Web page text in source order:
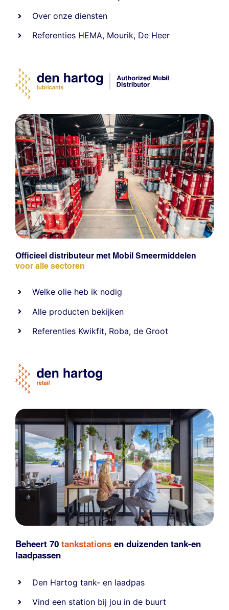
Over onze diensten
Referenties HEMA, Mourik, De Heer
Officieel distributeur met Mobil Smeermiddelen
voor alle sectoren
Welke olie heb ik nodig
Alle producten bekijken
Referenties Kwikfit, Roba,de Groot
Beheert 70 tankstations en duizenden tank-en
laadpassen
Den Hartog tank- en laadpas
Vind een station bij jou in de buurt